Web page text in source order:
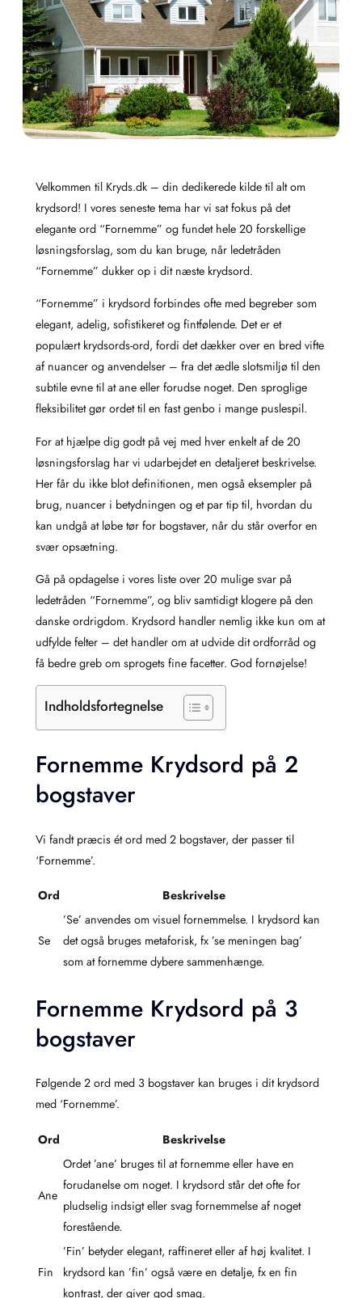
Velkommen til Kryds.dk – din dedikerede kilde til alt om
krydsord! I vores seneste tema har vi sat fokus på det
elegante ord “Fornemme” og fundet hele 20 forskellige
løsningsforslag, som du kan bruge, når ledetråden
“Fornemme” dukker op i dit næste krydsord.
“Fornemme” i krydsord forbindes ofte med begreber som
elegant, adelig, sofistikeret og fintfølende. Det er et
populært krydsords-ord, fordi det dækker over en bred vifte
af nuancer og anvendelser – fra det ædle slotsmiljø til den
subtile evne til at ane eller forudse noget. Den sproglige
fleksibilitet gør ordet til en fast genbo i mange puslespil.
For at hjælpe dig godt på vej med hver enkelt af de 20
løsningsforslag har vi udarbejdet en detaljeret beskrivelse.
Her får du ikke blot definitionen, men også eksempler på
brug, nuancer i betydningen og et par tip til, hvordan du
kan undgå at løbe tør for bogstaver, når du står overfor en
svær opsætning.
Gå på opdagelse i vores liste over 20 mulige svar på
ledetråden “Fornemme”, og bliv samtidigt klogere på den
danske ordrigdom. Krydsord handler nemlig ikke kun om at
udfylde felter – det handler om at udvide dit ordforråd og
få bedre greb om sprogets fine facetter. God fornøjelse!
Indholdsfortegnelse
Fornemme Krydsord på 2
bogstaver
Vi fandt præcis ét ord med 2 bogstaver, der passer til
‘Fornemme’.
Ord Beskrivelse
Se
’Se’ anvendes om visuel fornemmelse. I krydsord kan
det også bruges metaforisk, fx ’se meningen bag’
som at fornemme dybere sammenhænge.
Fornemme Krydsord på 3
bogstaver
Følgende 2 ord med 3 bogstaver kan bruges i dit krydsord
med ‘Fornemme’.
Ord Beskrivelse
Ane
Ordet ’ane’ bruges til at fornemme eller have en
forudanelse om noget. I krydsord står det ofte for
pludselig indsigt eller svag fornemmelse af noget
forestående.
Fin
’Fin’ betyder elegant, raffineret eller af høj kvalitet. I
krydsord kan ’fin’ også være en detalje, fx en fin
kontrast, der giver god smag.